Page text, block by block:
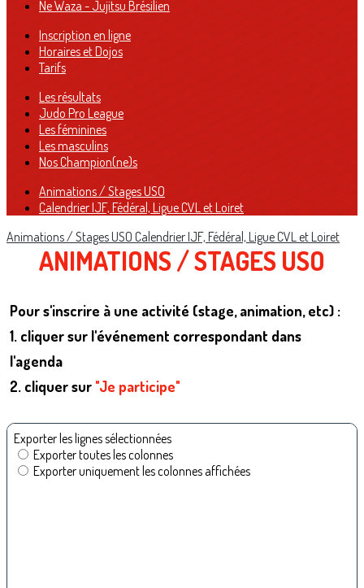
Ne Waza - Jujitsu Brésilien
Inscription en ligne
Horaires et Dojos
Tarifs
Les résultats
Judo Pro League
Les féminines
Les masculins
Nos Champion(ne)s
Animations / Stages USO
Calendrier IJF, Fédéral, Ligue CVL et Loiret
Animations / Stages USO Calendrier IJF, Fédéral, Ligue CVL et Loiret
ANIMATIONS / STAGES USO
Pour s'inscrire à une activité (stage, animation, etc) :
1. cliquer sur l'événement correspondant dans
l'agenda
2. cliquer sur "Je participe"